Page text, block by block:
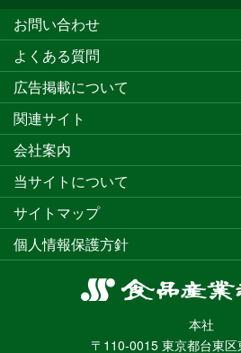
食
産
本社
〒110-0015 東京都台東区
お問い合わせ
よくある質問
広告掲載について
関連サイト
会社案内
当サイトについて
サイトマップ
個人情報保護方針